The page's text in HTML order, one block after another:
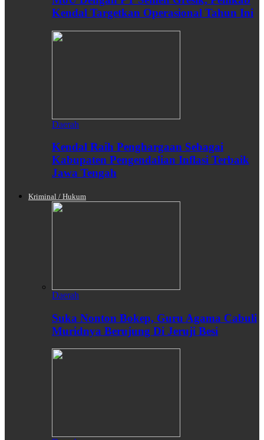
Kendal Targetkan Operasional Tahun Ini
Daerah
Kendal Raih Penghargaan Sebagai
Kabupaten Pengendalian Inflasi Terbaik
Jawa Tengah
Kriminal / Hukum
Daerah
Suka Nonton Bokep, Guru Agama Cabuli
Muridnya Berujung Di Jeruji Besi